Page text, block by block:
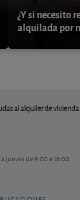
¿Y si necesito
alquilada por
al alquiler de vivienda
jueves de 9:00 a 16:00